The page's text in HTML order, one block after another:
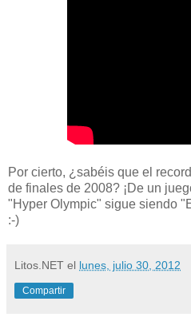
Por cierto, ¿sabéis que el
de finales de 2008? ¡De un
"Hyper Olympic" sigue siendo
:-)
Litos.NET el lunes, julio 30, 2012
Compartir